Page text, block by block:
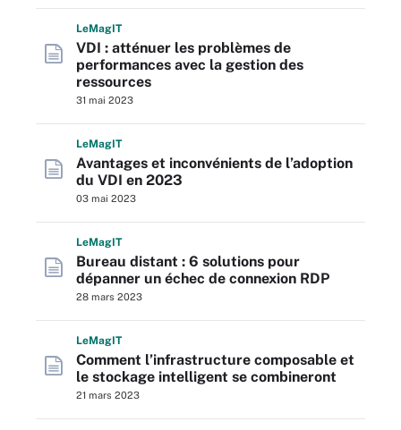
LeMagIT
VDI : atténuer les problèmes de
performances avec la gestion des
ressources
31 mai 2023
LeMagIT
Avantages et inconvénients de l’adoption
du VDI en 2023
03 mai 2023
LeMagIT
Bureau distant : 6 solutions pour
dépanner un échec de connexion RDP
28 mars 2023
LeMagIT
Comment l’infrastructure composable et
le stockage intelligent se combineront
21 mars 2023